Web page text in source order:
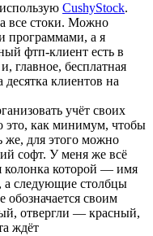
CushyStock.
все стоки. Можно
программами, а я
фтп-клиент есть в
главное, бесплатная
клиентов на
учёт своих
это, как минимум, чтобы
же, для этого можно
софт. У меня же всё
колонка которой — имя
а следующие столбцы
обозначается своим
отвергли — красный,
ждёт